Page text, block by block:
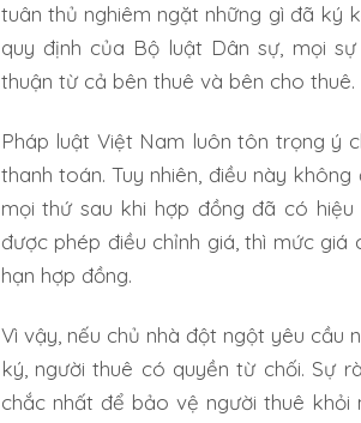
tuân thủ nghiêm ngặt những gì đã ký
quy định của Bộ luật Dân sự, mọi
thuận từ cả bên thuê và bên cho thuê.
Pháp luật Việt Nam luôn tôn trọng ý
thanh toán. Tuy nhiên, điều này
mọi thứ sau khi hợp đồng đã có
được phép điều chỉnh giá, thì mức
hạn hợp đồng.
Vì vậy, nếu chủ nhà đột ngột yêu
ký, người thuê có quyền từ chối. Sự
chắc nhất để bảo vệ người thuê khỏi